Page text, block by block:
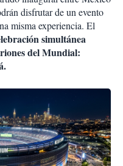
disfrutar de un evento
misma experiencia. El
simultánea
del Mundial: